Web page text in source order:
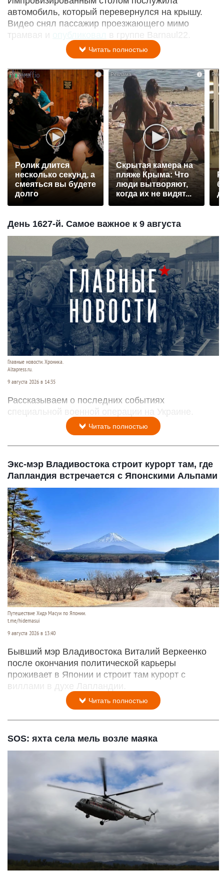
автомобиль, который перевернулся на крышу.
Видео снял пассажир проезжающего мимо
трамвая и
опубликовал в группе Barnaul22.
Читать полностью
Ролик длится
несколько секунд, а
смеяться вы будете
долго
i
Скрытая камера на
пляже Крыма: Что
люди вытворяют,
когда их не видят...
День 1627-й. Самое важное к 9 августа
Главные новости. Хроника.
Altapress.ru.
9 августа 2026 в 14:35
Рассказываем о последних событиях
специальной военной операции на Украине.
Читать полностью
Экс-мэр Владивостока строит курорт там, где
Лапландия встречается с Японскими Альпами
Путешествие Хидэ Масуи по Японии.
t.me/hidemasui
9 августа 2026 в 13:40
Бывший мэр Владивостока Виталий Веркеенко
после окончания политической карьеры
проживает в Японии и строит там курорт с
виллами в духе Лапландии.
Читать полностью
SOS: яхта села мель возле маяка